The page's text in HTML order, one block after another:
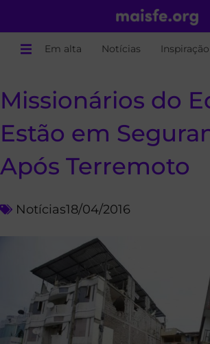
Em alta Notícias Inspiração
Missionários do
Estão em
Após Terremoto
Notícias18/04/2016